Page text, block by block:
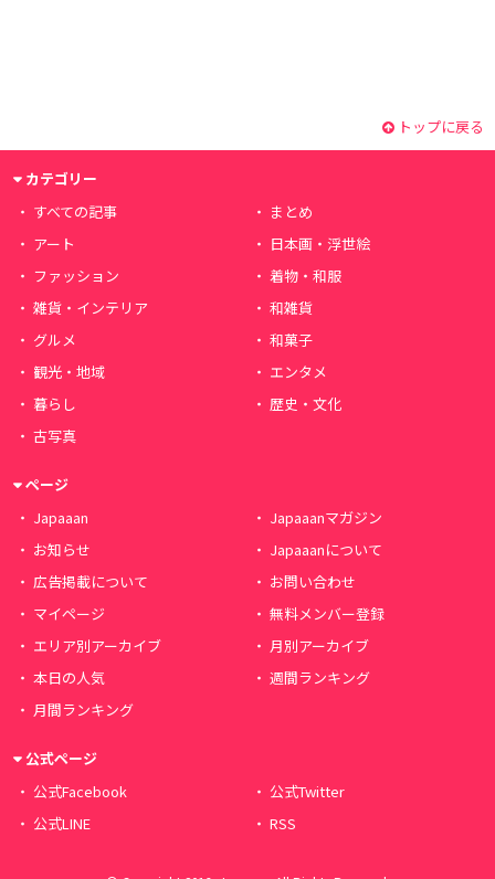
トップに戻る
カテゴリー
すべての記事
まとめ
アート
日本画・浮世絵
ファッション
着物・和服
雑貨・インテリア
和雑貨
グルメ
和菓子
観光・地域
エンタメ
暮らし
歴史・文化
古写真
ページ
Japaaan
Japaaanマガジン
お知らせ
Japaaanについて
広告掲載について
お問い合わせ
マイページ
無料メンバー登録
エリア別アーカイブ
月別アーカイブ
本日の人気
週間ランキング
月間ランキング
公式ページ
公式Facebook
公式Twitter
公式LINE
RSS